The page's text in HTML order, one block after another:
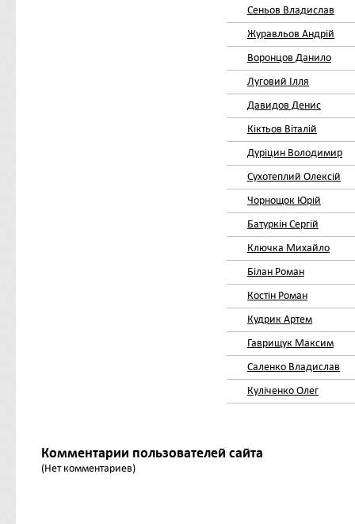
Сеньов Владислав
Журавльов Андрій
Воронцов Данило
Луговий Ілля
Давидов Денис
Кіктьов Віталій
Дуріцин Володимир
Сухотеплий Олексій
Чорнощок Юрій
Батуркін Сергій
Ключка Михайло
Білан Роман
Костін Роман
Кудрик Артем
Гаврищук Максим
Саленко Владислав
Куліченко Олег
Комментарии пользователей сайта
(Нет комментариев)